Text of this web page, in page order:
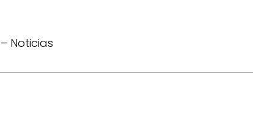
– Noticias